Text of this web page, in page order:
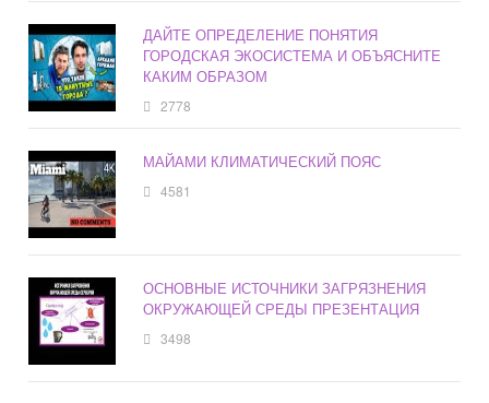
ДАЙТЕ ОПРЕДЕЛЕНИЕ ПОНЯТИЯ
ГОРОДСКАЯ ЭКОСИСТЕМА И ОБЪЯСНИТЕ
КАКИМ ОБРАЗОМ
2778
МАЙАМИ КЛИМАТИЧЕСКИЙ ПОЯС
4581
ОСНОВНЫЕ ИСТОЧНИКИ ЗАГРЯЗНЕНИЯ
ОКРУЖАЮЩЕЙ СРЕДЫ ПРЕЗЕНТАЦИЯ
3498